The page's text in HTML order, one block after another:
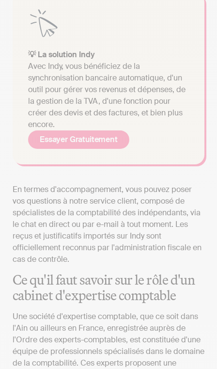
💡 La solution Indy
Avec Indy, vous bénéficiez de la
synchronisation bancaire automatique, d'un
outil pour gérer vos revenus et dépenses, de
la gestion de la TVA, d'une fonction pour
créer des devis et des factures, et bien plus
encore.
Essayer Gratuitement
En termes d'accompagnement, vous pouvez poser
vos questions à notre service client, composé de
spécialistes de la comptabilité des indépendants, via
le chat en direct ou par e-mail à tout moment. Les
reçus et justificatifs importés sur Indy sont
officiellement reconnus par l'administration fiscale en
cas de contrôle.
Ce qu'il faut savoir sur le rôle d'un
cabinet d'expertise comptable
Une société d'expertise comptable, que ce soit dans
l'Ain ou ailleurs en France, enregistrée auprès de
l'Ordre des experts-comptables, est constituée d'une
équipe de professionnels spécialisés dans le domaine
de la comptabilité. Ces experts proposent une